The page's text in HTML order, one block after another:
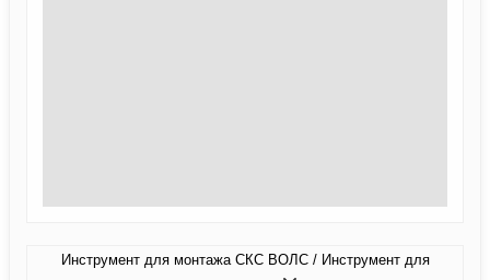
Инструмент для монтажа СКС ВОЛС / Инструмент для